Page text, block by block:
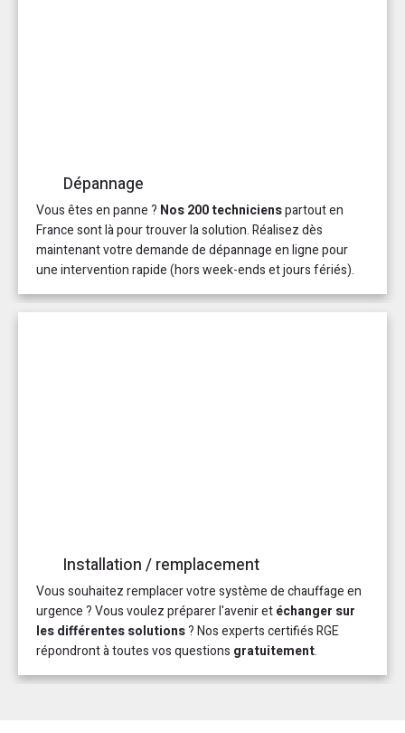
Dépannage
Vous êtes en panne ? Nos 200 technicienspartout en
France sont là pour trouver la solution. Réalisez dès
maintenant votre demande de dépannage en ligne pour
une intervention rapide (hors week-ends et jours fériés).
Installation / remplacement
Vous souhaitez remplacer votre système de chauffage en
urgence ? Vous voulez préparer l'avenir etéchanger sur
les différentes solutions? Nos experts certifiés RGE
répondront à toutes vos questions gratuitement.